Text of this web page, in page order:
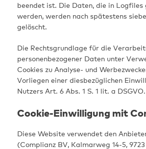
beendet ist. Die Daten, die in Logfiles
werden, werden nach spätestens
gelöscht.
Die Rechtsgrundlage für die
personenbezogener Daten unter
Cookies zu Analyse- und
Vorliegen einer diesbezüglichen
Nutzers Art. 6 Abs. 1 S. 1 lit. a DSGVO.
Cookie-Einwilligung mit
Diese Website verwendet den
(Complianz BV, Kalmarweg 14-5,